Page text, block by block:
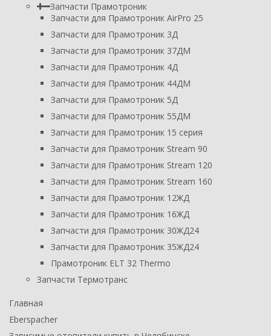
Запчасти Прамотроник
Запчасти для Прамотроник AirPro 25
Запчасти для Прамотроник 3Д
Запчасти для Прамотроник 37ДМ
Запчасти для Прамотроник 4Д
Запчасти для Прамотроник 44ДМ
Запчасти для Прамотроник 5Д
Запчасти для Прамотроник 55ДМ
Запчасти для Прамотроник 15 серия
Запчасти для Прамотроник Stream 90
Запчасти для Прамотроник Stream 120
Запчасти для Прамотроник Stream 160
Запчасти для Прамотроник 12ЖД
Запчасти для Прамотроник 16ЖД
Запчасти для Прамотроник 30ЖД24
Запчасти для Прамотроник 35ЖД24
Прамотроник ELT 32 Thermo
Запчасти Термотранс
Главная
Eberspacher